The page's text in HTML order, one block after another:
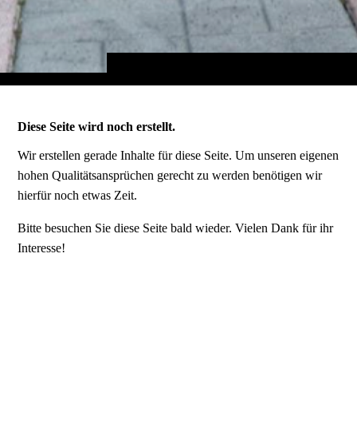
Diese Seite wird noch erstellt.
Wir erstellen gerade Inhalte für diese Seite. Um unseren eigenen
hohen Qualitätsansprüchen gerecht zu werden benötigen wir
hierfür noch etwas Zeit.
Bitte besuchen Sie diese Seite bald wieder. Vielen Dank für ihr
Interesse!